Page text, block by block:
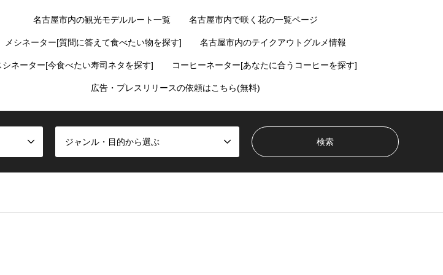
名古屋市内の観光モデルルート一覧 名古屋市内で咲く花の一覧ページ
メシネーター[質問に答えて食べたい物を探す] 名古屋市内のテイクアウトグルメ情報
シネーター[今食べたい寿司ネタを探す] コーヒーネーター[あなたに合うコーヒーを探す]
広告・プレスリリースの依頼はこちら(無料)
ジャンル・目的から選ぶ